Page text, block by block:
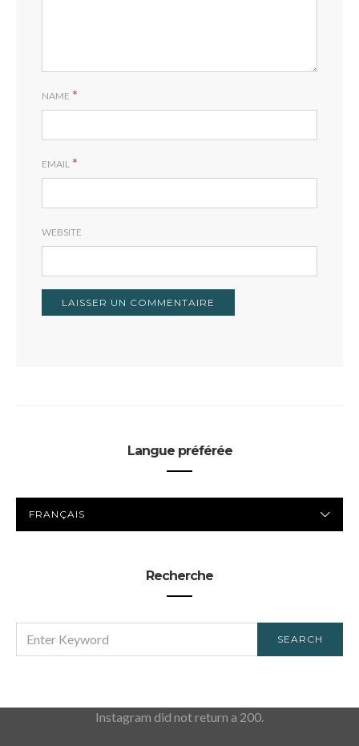
NAME *
EMAIL *
WEBSITE
Langue préférée
PRÉFÉRÉE
Recherche
FOR:
SEARCH
Instagram did not return a 200.